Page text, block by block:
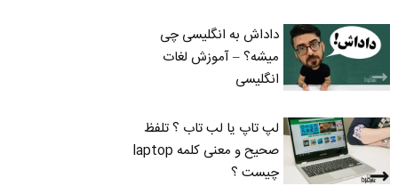
داداش به انگلیسی چی
میشه؟ – آموزش لغات
انگلیسی
لپ تاپ یا لب تاب ؟ تلفظ
صحیح و معنی کلمه laptop
چیست ؟